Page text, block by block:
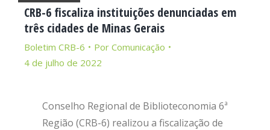
CRB-6 fiscaliza instituições denunciadas em
três cidades de Minas Gerais
Boletim CRB-6 Por Comunicação
4 de julho de 2022
Conselho Regional de Biblioteconomia 6ª
Região (CRB-6) realizou a fiscalização de